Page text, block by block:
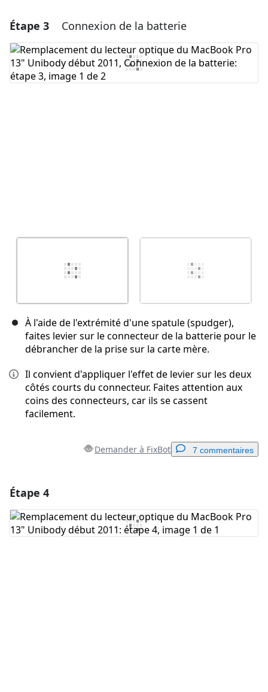
Ajouter un commentaire
Ajouter un commentaire
Étape 3 Connexion de la batterie
À l'aide de l'extrémité d'une spatule (spudger),
faites levier sur le connecteur de la batterie pour le
débrancher de la prise sur la carte mère.
Il convient d'appliquer l'effet de levier sur les deux
côtés courts du connecteur. Faites attention aux
coins des connecteurs, car ils se cassent
facilement.
Demander à FixBot 7 commentaires
Ajouter un commentaire
Étape 4